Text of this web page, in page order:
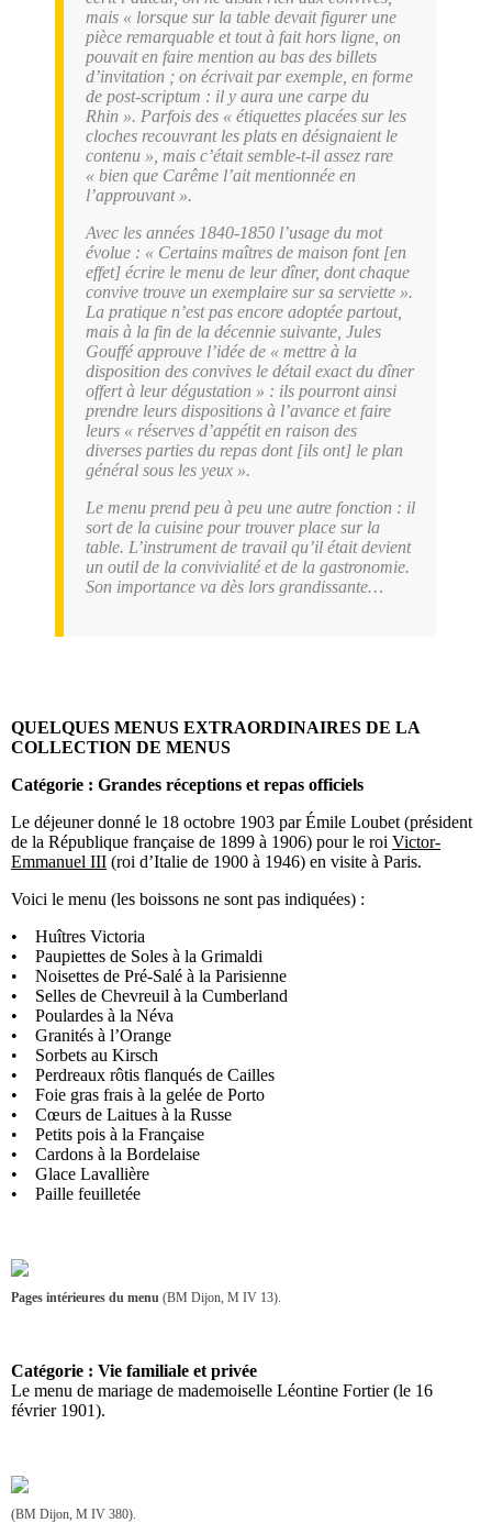
mais « lorsque sur la table devait figurer une
pièce remarquable et tout à fait hors ligne, on
pouvait en faire mention au bas des billets
d’invitation ; on écrivait par exemple, en forme
de post-scriptum : il y aura une carpe du
Rhin ». Parfois des « étiquettes placées sur les
cloches recouvrant les plats en désignaient le
contenu », mais c’était semble-t-il assez rare
« bien que Carême l’ait mentionnée en
l’approuvant ».
Avec les années 1840-1850 l’usage du mot
évolue : « Certains maîtres de maison font [en
effet] écrire le menu de leur dîner, dont chaque
convive trouve un exemplaire sur sa serviette ».
La pratique n’est pas encore adoptée partout,
mais à la fin de la décennie suivante, Jules
Gouffé approuve l’idée de « mettre à la
disposition des convives le détail exact du dîner
offert à leur dégustation » : ils pourront ainsi
prendre leurs dispositions à l’avance et faire
leurs « réserves d’appétit en raison des
diverses parties du repas dont [ils ont] le plan
général sous les yeux ».
Le menu prend peu à peu une autre fonction : il
sort de la cuisine pour trouver place sur la
table. L’instrument de travail qu’il était devient
un outil de la convivialité et de la gastronomie.
Son importance va dès lors grandissante…
QUELQUES MENUS EXTRAORDINAIRES DE LA
COLLECTION DE MENUS
Catégorie : Grandes réceptions et repas officiels
Le déjeuner donné le 18 octobre 1903 par Émile Loubet (président
de la République française de 1899 à 1906) pour le roi Victor-
Emmanuel III (roi d’Italie de 1900 à 1946) en visite à Paris.
Voici le menu (les boissons ne sont pas indiquées) :
• Huîtres Victoria
• Paupiettes de Soles à la Grimaldi
• Noisettes de Pré-Salé à la Parisienne
• Selles de Chevreuil à la Cumberland
• Poulardes à la Néva
• Granités à l’Orange
• Sorbets au Kirsch
• Perdreaux rôtis flanqués de Cailles
• Foie gras frais à la gelée de Porto
• Cœurs de Laitues à la Russe
• Petits pois à la Française
• Cardons à la Bordelaise
• Glace Lavallière
• Paille feuilletée
Pages intérieures du menu (BM Dijon, M IV 13).
Catégorie : Vie familiale et privée
Le menu de mariage de mademoiselle Léontine Fortier (le 16
février 1901).
(BM Dijon, M IV 380).